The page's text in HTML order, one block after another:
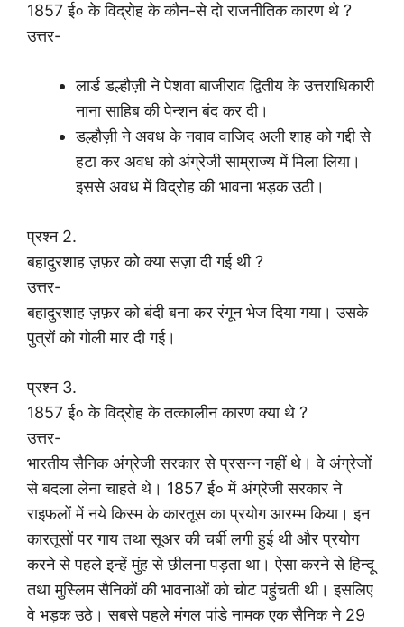
1857 ई० के विद्रोह के कौन-से दो राजनीतिक कारण थे ?
उत्तर-
लार्ड डल्हौज़ी ने पेशवा बाजीराव द्वितीय के उत्तराधिकारी
नाना साहिब की पेन्शन बंद कर दी।
डल्हौज़ी ने अवध के नवाव वाजिद अली शाह को गद्दी से
हटा कर अवध को अंग्रेजी साम्राज्य में मिला लिया।
इससे अवध में विद्रोह की भावना भड़क उठी।
प्रश्न 2.
बहादुरशाह ज़फ़र को क्या सज़ा दी गई थी ?
उत्तर-
बहादुरशाह ज़फ़र को बंदी बना कर रंगून भेज दिया गया। उसके
पुत्रों को गोली मार दी गई।
प्रश्न 3.
1857 ई० के विद्रोह के तत्कालीन कारण क्या थे ?
उत्तर-
भारतीय सैनिक अंग्रेजी सरकार से प्रसन्न नहीं थे। वे अंग्रेजों
से बदला लेना चाहते थे। 1857 ई० में अंग्रेजी सरकार ने
राइफलों में नये किस्म के कारतूस का प्रयोग आरम्भ किया। इन
कारतूसों पर गाय तथा सूअर की चर्बी लगी हुई थी और प्रयोग
करने से पहले इन्हें मुंह से छीलना पड़ता था। ऐसा करने से हिन्दू
तथा मुस्लिम सैनिकों की भावनाओं को चोट पहुंचती थी। इसलिए
वे भड़क उठे। सबसे पहले मंगल पांडे नामक एक सैनिक ने 29